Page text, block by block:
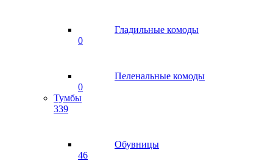
Гладильные комоды
0
Пеленальные комоды
0
Тумбы
339
Обувницы
46